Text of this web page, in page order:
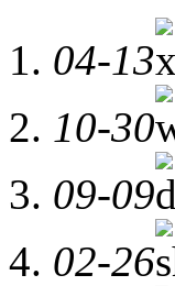
04-13
10-30
09-09
02-26